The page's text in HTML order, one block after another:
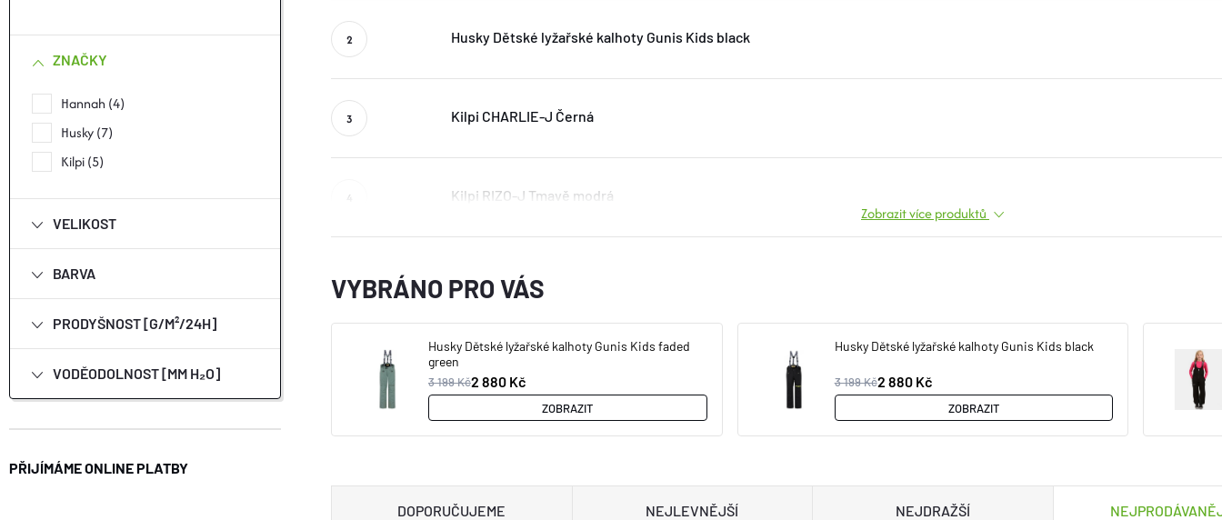
P
ZNAČKY
Hannah 4
Husky 7
Kilpi 5
VELIKOST
BARVA
PRODYŠNOST [G/M²/24H]
VODĚODOLNOST [MM H₂O]
PŘIJÍMÁME ONLINE PLATBY
Husky Dětské lyžařské kalhoty Gunis Kids black
Kilpi CHARLIE-J Černá
Kilpi RIZO-J Tmavě modrá
Zobrazit více produktů
VYBRÁNO PRO VÁS
Husky Dětské lyžařské kalhoty Gunis Kids faded
green
3 199 Kč2 880 Kč
ZOBRAZIT
Husky Dětské lyžařské kalhoty Gunis Kids black
3 199 Kč2 880 Kč
ZOBRAZIT
DOPORUČUJEME NEJLEVNĚJŠÍ NEJDRAŽŠÍ